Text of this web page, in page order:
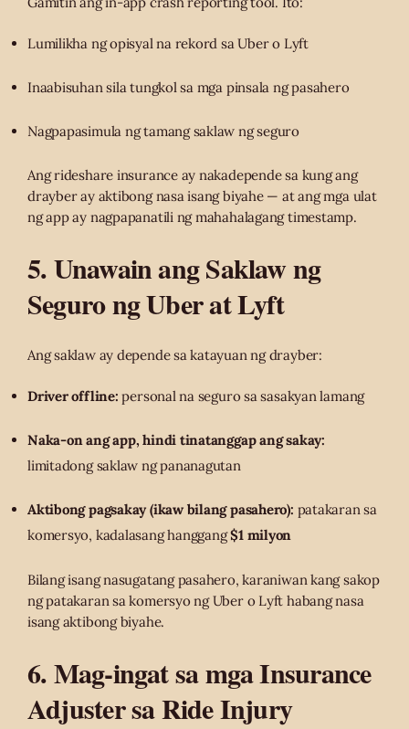
Lumilikha ng opisyal na rekord sa Uber o Lyft
Inaabisuhan sila tungkol sa mga pinsala ng pasahero
Nagpapasimula ng tamang saklaw ng seguro
Ang rideshare insurance ay nakadepende sa kung ang
drayber ay aktibong nasa isang biyahe — at ang mga ulat
ng app ay nagpapanatili ng mahahalagang timestamp.
5. Unawain ang Saklaw ng
Seguro ng Uber at Lyft
Ang saklaw ay depende sa katayuan ng drayber:
Driver offline: personal na seguro sa sasakyan lamang
Naka-on ang app, hindi tinatanggap ang sakay:
limitadong saklaw ng pananagutan
Aktibong pagsakay (ikaw bilang pasahero): patakaran sa
komersyo, kadalasang hanggang$1 milyon
Bilang isang nasugatang pasahero, karaniwan kang sakop
ng patakaran sa komersyo ng Uber o Lyft habang nasa
isang aktibong biyahe.
6. Mag-ingat sa mga Insurance
Adjuster saRide Injury